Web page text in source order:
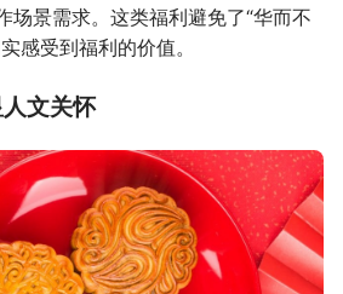
场景需求。这类福利避免了“华而不
感受到福利的价值。
文关怀